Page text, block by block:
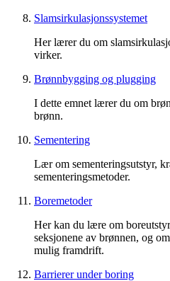
Slamsirkulasjonssystemet
Her lærer du om
virker.
Brønnbygging og plugging
I dette emnet lærer du om
brønn.
Sementering
Lær om sementeringsutstyr,
sementeringsmetoder.
Boremetoder
Her kan du lære om
seksjonene av brønnen, og
mulig framdrift.
Barrierer under boring